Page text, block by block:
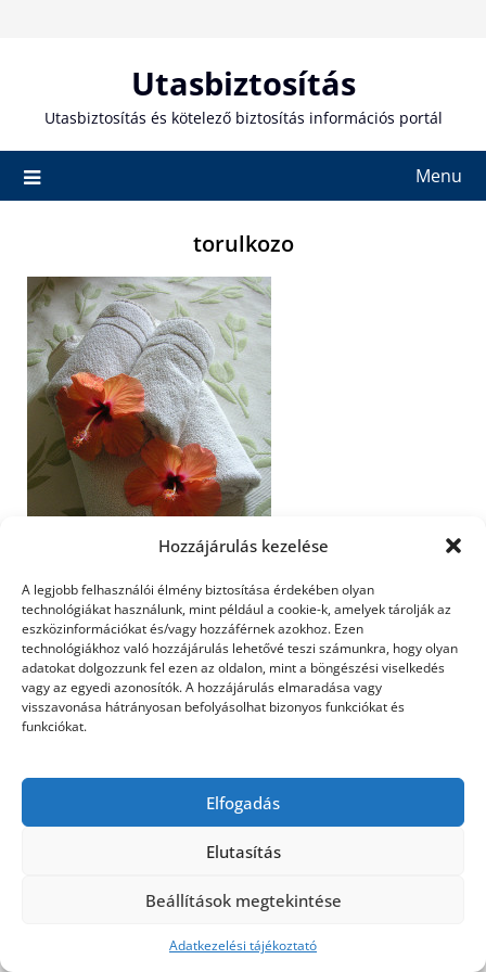
Hozzájárulás kezelése
A legjobb felhasználói élmény biztosítása érdekében olyan
technológiákat használunk, mint például a cookie-k, amelyek tárolják az
eszközinformációkat és/vagy hozzáférnek azokhoz. Ezen
technológiákhoz való hozzájárulás lehetővé teszi számunkra, hogy olyan
adatokat dolgozzunk fel ezen az oldalon, mint a böngészési viselkedés
vagy az egyedi azonosítók. A hozzájárulás elmaradása vagy
visszavonása hátrányosan befolyásolhat bizonyos funkciókat és
funkciókat.
Elfogadás
Elutasítás
Beállítások megtekintése
Adatkezelési tájékoztató
Utasbiztosítás
Utasbiztosítás és kötelező biztosítás információs portál
Menu
torulkozo
©2026 Utasbiztosítás| Design:Newspaperly
WordPress Theme